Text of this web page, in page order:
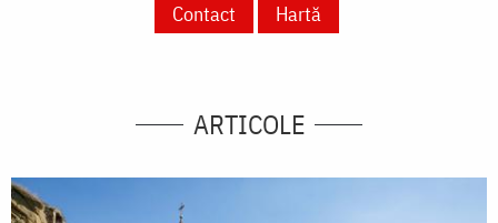
Contact
Hartă
ARTICOLE